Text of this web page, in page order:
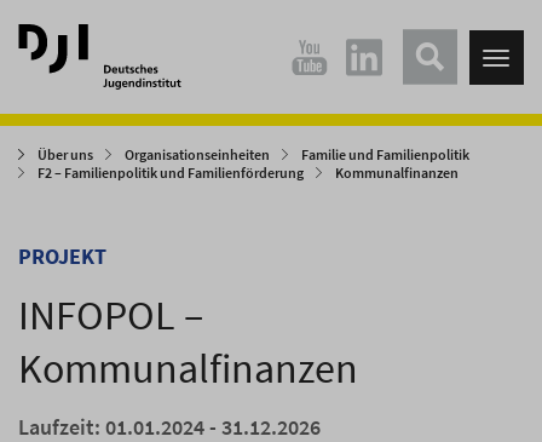
Direkt
zum
Hauptinhalt
Direkt
zum
Hauptmenü
Über uns Organisationseinheiten
Familie und Familienpolitik
F2 – Familienpolitik und Familienförderung
Kommunalfinanzen
PROJEKT
INFOPOL –
Kommunalfinanzen
Laufzeit: 01.01.2024 - 31.12.2026